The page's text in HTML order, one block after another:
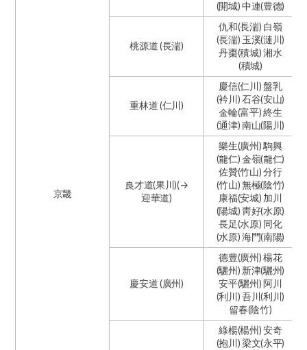
京畿
(開城) 中連(豊德)
桃源道 (長湍)
仇和(長湍) 白嶺
(長湍) 玉溪(漣川)
丹棗(積城) 湘水
(積城)
重林道 (仁川)
慶信(仁川) 盤乳
(衿川) 石谷(安山)
金輪(富平) 終生
(通津) 南山(陽川)
良才道(果川)(→
迎華道)
樂生(廣州) 駒興
(龍仁) 金嶺(龍仁)
佐贊(竹山) 分行
(竹山) 無極(陰竹)
康福(安城) 加川
(陽城) 靑好(水原)
長足(水原) 同化
(水原) 海門(南陽)
慶安道 (廣州)
德豊(廣州) 楊花
(驪州) 新津(驪州)
安平(驪州) 阿川
(利川) 吾川(利川)
留春(陰竹)
綠楊(楊州) 安奇
(抱川) 梁文(永平)